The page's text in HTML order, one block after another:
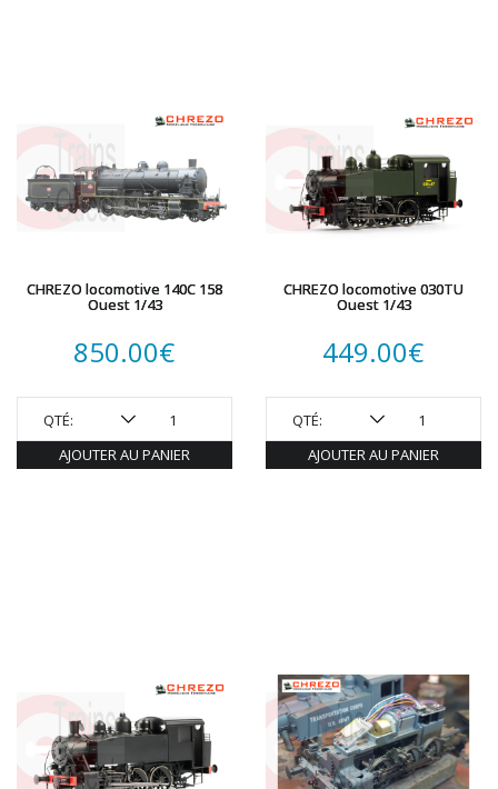
R37
REDUTEX
REE
ROCO
ROTOMAGUS
SAI
TORTOISE
TRAINS OUEST
Trains-O-Matic
CHREZO locomotive 140C 158
Ouest 1/43
850.00€
QTÉ:
AJOUTER AU PANIER
CHREZO locomotive 030TU
Ouest 1/43
449.00€
QTÉ:
AJOUTER AU PANIER